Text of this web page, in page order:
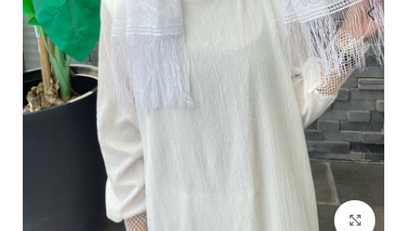
Click to enlarge